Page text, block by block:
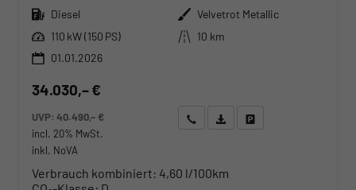
Kraftstoff Diesel Außenfarbe Velvetrot Metallic
Leistung 110 kW (150 PS) Kilometerstand
10 km
01.01.2026
34.030,– €
UVP:40.490,– €
incl. 20% MwSt.
inkl. NoVA
Wir rufen Sie anAngebot drucken (PDF)
Verbrauch kombiniert: 4,60 l/100km